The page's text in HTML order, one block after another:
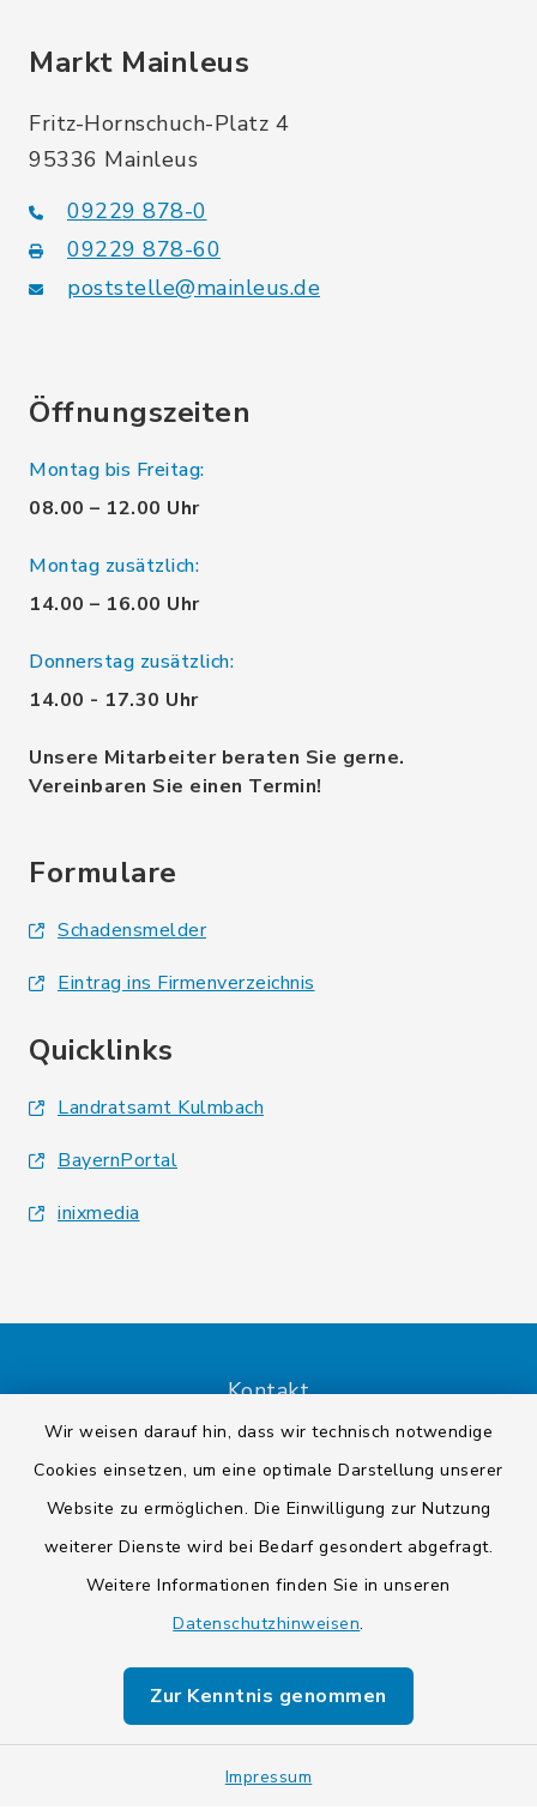
Wir weisen darauf hin, dass wir technisch notwendige
Cookies einsetzen, um eine optimale Darstellung unserer
Website zu ermöglichen. Die Einwilligung zur Nutzung
weiterer Dienste wird bei Bedarf gesondert abgefragt.
Weitere Informationen finden Sie in unseren
Datenschutzhinweisen.
Zur Kenntnis genommen
Impressum
Markt Mainleus
Fritz-Hornschuch-Platz 4
95336 Mainleus
09229 878-0
09229 878-60
poststelle@mainleus.de
Öffnungszeiten
Montag bis Freitag:
08.00 – 12.00 Uhr
Montag zusätzlich:
14.00 – 16.00 Uhr
Donnerstag zusätzlich:
14.00 - 17.30 Uhr
Unsere Mitarbeiter beraten Sie gerne.
Vereinbaren Sie einen Termin!
Formulare
Schadensmelder
Eintrag ins Firmenverzeichnis
Quicklinks
Landratsamt Kulmbach
BayernPortal
inixmedia
Kontakt
Datenschutz
Impressum
Sitemap
Cookie-Einstellungen